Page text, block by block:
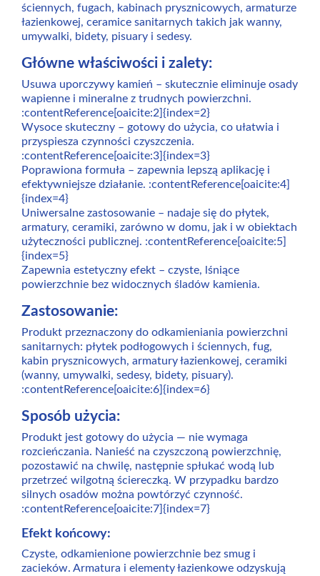
ściennych, fugach, kabinach prysznicowych, armaturze
łazienkowej, ceramice sanitarnych takich jak wanny,
umywalki, bidety, pisuary i sedesy.
Główne właściwości i zalety:
Usuwa uporczywy kamień – skutecznie eliminuje osady
wapienne i mineralne z trudnych powierzchni.
:contentReference[oaicite:2]{index=2}
Wysoce skuteczny – gotowy do użycia, co ułatwia i
przyspiesza czynności czyszczenia.
:contentReference[oaicite:3]{index=3}
Poprawiona formuła – zapewnia lepszą aplikację i
efektywniejsze działanie. :contentReference[oaicite:4]
{index=4}
Uniwersalne zastosowanie – nadaje się do płytek,
armatury, ceramiki, zarówno w domu, jak i w obiektach
użyteczności publicznej. :contentReference[oaicite:5]
{index=5}
Zapewnia estetyczny efekt – czyste, lśniące
powierzchnie bez widocznych śladów kamienia.
Zastosowanie:
Produkt przeznaczony do odkamieniania powierzchni
sanitarnych: płytek podłogowych i ściennych, fug,
kabin prysznicowych, armatury łazienkowej, ceramiki
(wanny, umywalki, sedesy, bidety, pisuary).
:contentReference[oaicite:6]{index=6}
Sposób użycia:
Produkt jest gotowy do użycia — nie wymaga
rozcieńczania. Nanieść na czyszczoną powierzchnię,
pozostawić na chwilę, następnie spłukać wodą lub
przetrzeć wilgotną ściereczką. W przypadku bardzo
silnych osadów można powtórzyć czynność.
:contentReference[oaicite:7]{index=7}
Efekt końcowy:
Czyste, odkamienione powierzchnie bez smug i
zacieków. Armatura i elementy łazienkowe odzyskują